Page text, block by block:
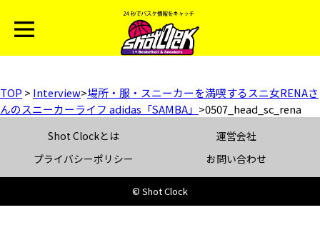
TOP > Interview>場所・服・スニーカーを満喫するスニ女RENAさ
んのスニーカーライフ adidas「SAMBA」 >0507_head_sc_rena
Shot Clockとは
運営会社
プライバシーポリシー
お問い合わせ
© Shot Clock